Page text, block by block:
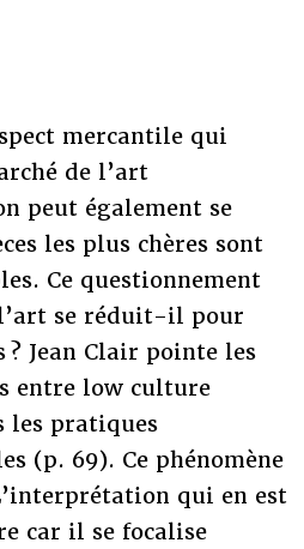
mercantile qui
de l’art
peut également se
les plus chères sont
Ce questionnement
se réduit-il pour
? Jean Clair pointe les
entre low culture
les pratiques
(p. 69). Ce phénomène
qui en est
car il se focalise